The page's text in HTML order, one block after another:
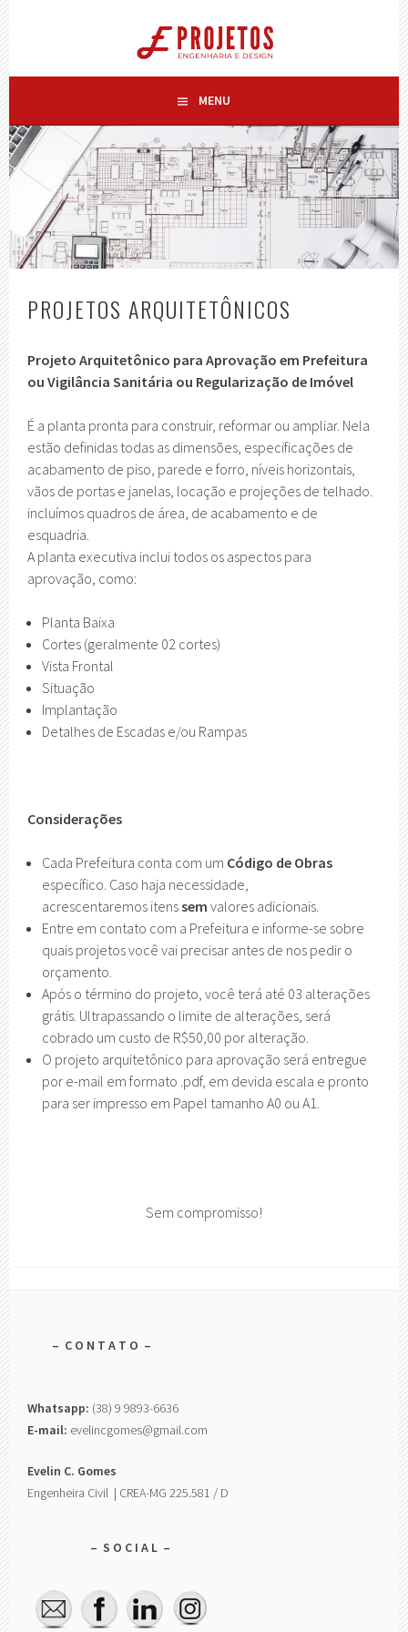
Pular
conteúdo
E-PROJETOS
ENGENHARIA + DESIGN
MENU
PROJETOS ARQUITETÔNICOS
Projeto Arquitetônico para Aprovação em Prefeitura
ou Vigilância Sanitária ou Regularização de Imóvel
É a planta pronta para construir, reformar ou ampliar. Nela
estão definidas todas as dimensões, especificações de
acabamento de piso, parede e forro, níveis horizontais,
vãos de portas e janelas, locação e projeções de telhado.
incluímos quadros de área, de acabamento e de
esquadria.
A planta executiva inclui todos os aspectos para
aprovação, como:
Planta Baixa
Cortes (geralmente 02 cortes)
Vista Frontal
Situação
Implantação
Detalhes de Escadas e/ou Rampas
Considerações
Cada Prefeitura conta com um Código de Obras
específico. Caso haja necessidade,
acrescentaremos itenssem valores adicionais.
Entre em contato com a Prefeitura e informe-se sobre
quais projetos você vai precisar antes de nos pedir o
orçamento.
Após o término do projeto, você terá até 03 alterações
grátis. Ultrapassando o limite de alterações, será
cobrado um custo de R$50,00 por alteração.
O projeto arquitetônico para aprovação será entregue
por e-mail em formato .pdf, em devida escala e pronto
para ser impresso em Papel tamanho A0 ou A1.
Sem compromisso!
– C O N T A T O –
Whatsapp: (38) 9 9893-6636
E-mail: evelincgomes@gmail.com
Evelin C. Gomes
Engenheira Civil | CREA-MG 225.581 / D
– S O C I A L –